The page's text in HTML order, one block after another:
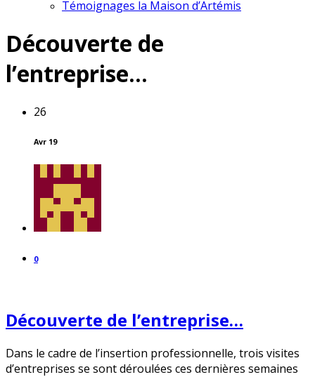
Témoignages la Maison d’Artémis
Découverte de
l’entreprise…
26
Avr 19
0
Découverte de l’entreprise…
Dans le cadre de l’insertion professionnelle, trois visites
d’entreprises se sont déroulées ces dernières semaines